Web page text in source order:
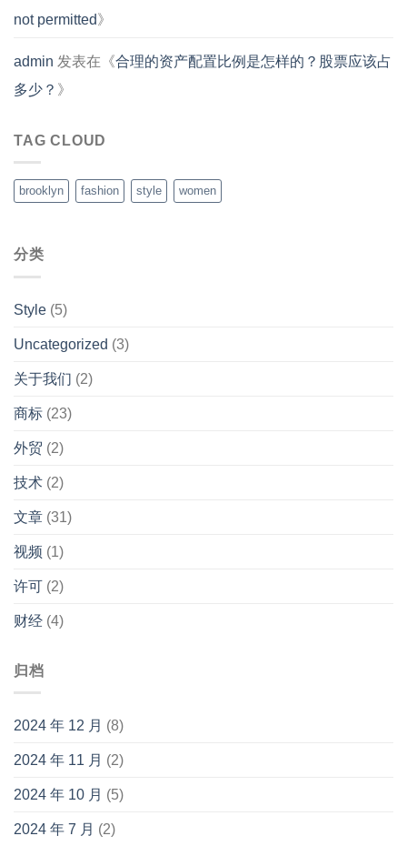
not permitted》
admin 发表在《合理的资产配置比例是怎样的？股票应该占
多少？ 》
TAG CLOUD
brooklyn fashion style women
分类
Style (5)
Uncategorized (3)
关于我们 (2)
商标 (23)
外贸 (2)
技术 (2)
文章 (31)
视频 (1)
许可 (2)
财经 (4)
归档
2024 年 12 月 (8)
2024 年 11 月 (2)
2024 年 10 月 (5)
2024 年 7 月 (2)